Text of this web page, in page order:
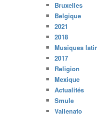
Bruxelles
Belgique
2021
2018
Musiques
2017
Religion
Mexique
Actualités
Smule
Vallenato